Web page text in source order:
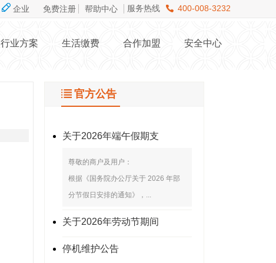
免费注册 帮助中心 服务热线 400-008-3232
企业
行业方案 生活缴费 合作加盟 安全中心
官方公告
关于2026年端午假期支
尊敬的商户及用户：
根据《国务院办公厅关于 2026 年部
分节假日安排的通知》，...
关于2026年劳动节期间
停机维护公告